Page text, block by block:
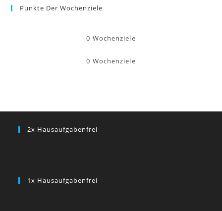
Punkte Der Wochenziele
0 Wochenziele
0 Wochenziele
2x Hausaufgabenfrei
1x Hausaufgabenfrei